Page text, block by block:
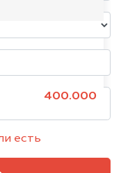
400.000
есть